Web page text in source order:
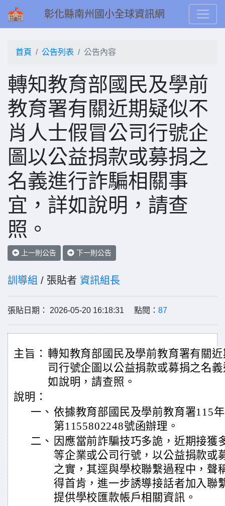
彰化縣南州國小全球資訊網
首頁 公告列表 公告內容
轉知教育部國民及學前
教育署有關近期疑似不
肖人士假冒公司行號企
圖以公益捐款或募捐之
名義進行詐騙相關事
宜，詳如說明，請查
照。
上一則公告 下一則公告
訓導組 / 張貼者 資訊組長
張貼日期： 2026-05-20 16:18:31 點閱： 87
主旨： 轉知教育部國民及學前教育署有關
司行號企圖以公益捐款或募捐之名
如說明，請查照。
說明：
一、 依據教育部國民及學前教育署115
第1155802248號函辦理。
二、 因應當前詐騙技巧多詭，近期接獲
等企業或公司行號，以公益捐款或
之實，其逕與學校聯繫過程中，聲
得首肯，進一步誘導接話者加入聯
提供學校匯款帳戶相關資訊。